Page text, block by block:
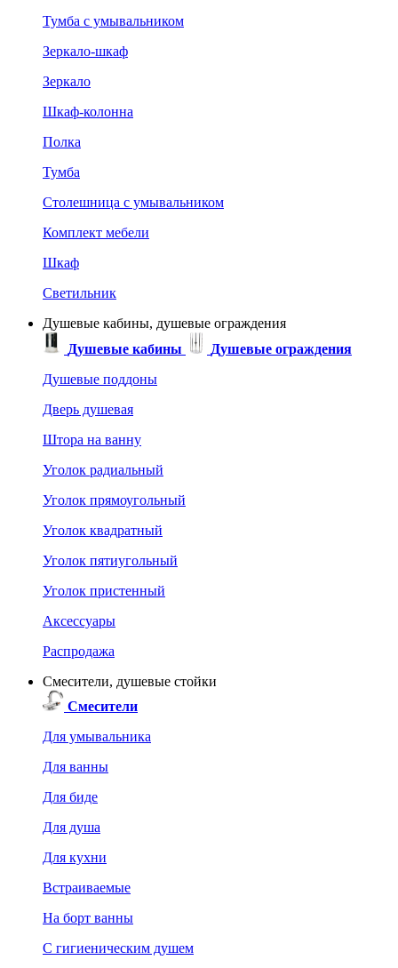
Тумба с умывальником
Зеркало-шкаф
Зеркало
Шкаф-колонна
Полка
Тумба
Столешница с умывальником
Комплект мебели
Шкаф
Светильник
Душевые кабины, душевые ограждения
Душевые кабины
Душевые ограждения
Душевые поддоны
Дверь душевая
Штора на ванну
Уголок радиальный
Уголок прямоугольный
Уголок квадратный
Уголок пятиугольный
Уголок пристенный
Аксессуары
Распродажа
Смесители, душевые стойки
Смесители
Для умывальника
Для ванны
Для биде
Для душа
Для кухни
Встраиваемые
На борт ванны
C гигиеническим душем